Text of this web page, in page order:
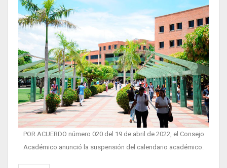
POR ACUERDO número 020 del 19 de abril de 2022, el Consejo
Académico anunció la suspensión del calendario académico.